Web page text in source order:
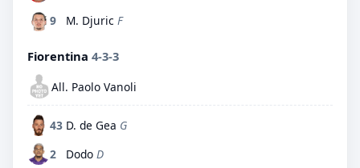
9
M. Djuric F
Fiorentina 4-3-3
All. Paolo Vanoli
43 D. de Gea G
2
Dodo D